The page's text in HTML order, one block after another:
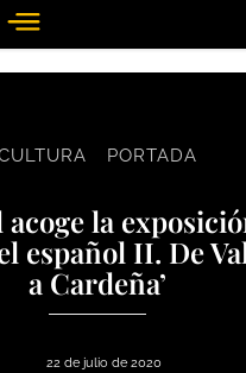
PORTADA
la
español II. De
a Cardeña’
22 de julio de 2020